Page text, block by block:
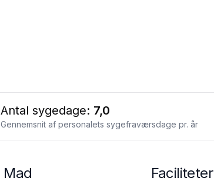
Antal sygedage: 7,0
Gennemsnit af personalets sygefraværsdage pr. år
Mad Faciliteter